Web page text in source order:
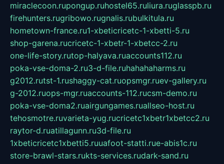
miraclecoon.rupongup.ruhostel65.ruliura.ruglasspb.ru
firehunters.rugribowo.rugnalis.rubulkitula.ru
hometown-france.ru1-xbeticricetc-1-xbetti-5.ru
shop-garena.rucricetc-1-xbetr-1-xbetcc-2.ru
one-life-story.rutop-halyava.ruaccounts112.ru
poka-vse-doma-2.ru3-d-file.ruhahahaharms.ru
g2012.rutst-1.rushaggy-cat.ruopsmgr.ruev-gallery.ru
g-2012.ruops-mgr.ruaccounts-112.rucsm-demo.ru
poka-vse-doma2.ruairgungames.ruallseo-host.ru
tehosmotre.ruvarieta-yug.rucricetc1xbetr1xbetcc2.ru
raytor-d.ruatillagunn.ru3d-file.ru
1xbeticricetc1xbetti5.ruuafoot-statti.rue-abis1c.ru
store-brawl-stars.rukts-services.rudark-sand.ru